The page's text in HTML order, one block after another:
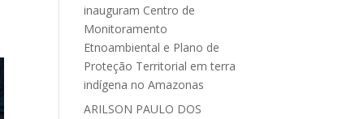
inauguram Centro de
Monitoramento
Etnoambiental e Plano de
Proteção Territorial em terra
indígena no Amazonas
ARILSON PAULO DOS